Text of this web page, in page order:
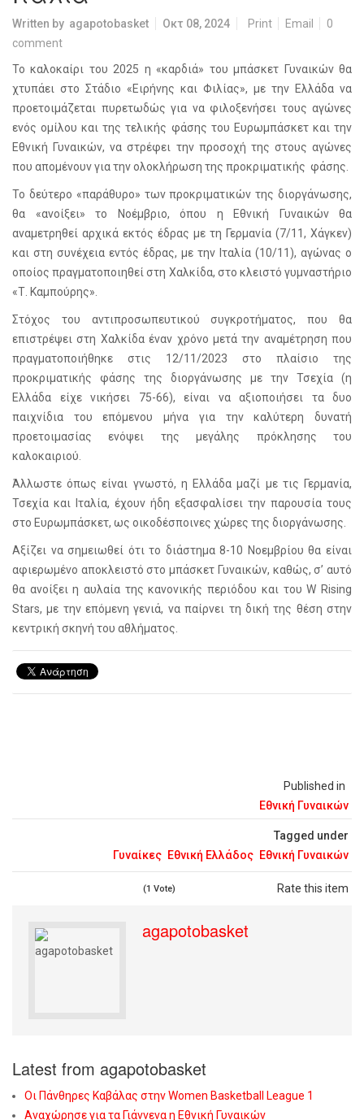
Written by agapotobasket Οκτ 08, 2024 Print Email
0
comment
Published in
Εθνική Γυναικών
Tagged under
Γυναίκες Εθνική Ελλάδος Εθνική Γυναικών
Rate this item
(1 Vote)
Το καλοκαίρι του 2025 η «καρδιά» του μπάσκετ Γυναικών θα
χτυπάει στο Στάδιο «Ειρήνης και Φιλίας», με την Ελλάδα να
προετοιμάζεται πυρετωδώς για να φιλοξενήσει τους αγώνες
ενός ομίλου και της τελικής φάσης του Ευρωμπάσκετ και την
Εθνική Γυναικών, να στρέφει την προσοχή της στους αγώνες
που απομένουν για την ολοκλήρωση της προκριματικής φάσης.
Το δεύτερο «παράθυρο» των προκριματικών της διοργάνωσης,
θα «ανοίξει» το Νοέμβριο, όπου η Εθνική Γυναικών θα
αναμετρηθεί αρχικά εκτός έδρας με τη Γερμανία (7/11, Χάγκεν)
και στη συνέχεια εντός έδρας, με την Ιταλία (10/11), αγώνας ο
οποίος πραγματοποιηθεί στη Χαλκίδα, στο κλειστό γυμναστήριο
«Τ. Καμπούρης».
Στόχος του αντιπροσωπευτικού συγκροτήματος, που θα
επιστρέψει στη Χαλκίδα έναν χρόνο μετά την αναμέτρηση που
πραγματοποιήθηκε στις 12/11/2023 στο πλαίσιο της
προκριματικής φάσης της διοργάνωσης με την Τσεχία (η
Ελλάδα είχε νικήσει 75-66), είναι να αξιοποιήσει τα δυο
παιχνίδια του επόμενου μήνα για την καλύτερη δυνατή
προετοιμασίας ενόψει της μεγάλης πρόκλησης του
καλοκαιριού.
Άλλωστε όπως είναι γνωστό, η Ελλάδα μαζί με τις Γερμανία,
Τσεχία και Ιταλία, έχουν ήδη εξασφαλίσει την παρουσία τους
στο Ευρωμπάσκετ, ως οικοδέσποινες χώρες της διοργάνωσης.
Αξίζει να σημειωθεί ότι το διάστημα 8-10 Νοεμβρίου θα είναι
αφιερωμένο αποκλειστό στο μπάσκετ Γυναικών, καθώς, σ’ αυτό
θα ανοίξει η αυλαία της κανονικής περιόδου και του W Rising
Stars, με την επόμενη γενιά, να παίρνει τη δική της θέση στην
κεντρική σκηνή του αθλήματος.
agapotobasket
Latest from agapotobasket
Οι Πάνθηρες Καβάλας στην Women Basketball League 1
Αναχώρησε για τα Γιάννενα η Εθνική Γυναικών